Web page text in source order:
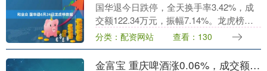
国华退今日跌停，全天换手率3.42%，成
交额122.34万元，振幅7.14%。龙虎榜数
据显示，营业部席位合计净卖出21.40万
元。 深交所公开信息显示，当日该股....
分类：配资网站 查看：130
金富宝 重庆啤酒涨0.06%，成交额1.62亿元，近3日主力净流入-5163.70万